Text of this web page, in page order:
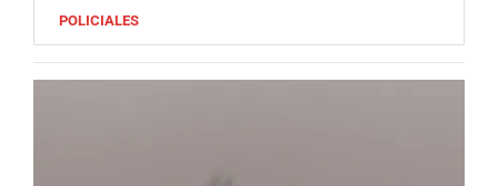
POLICIALES